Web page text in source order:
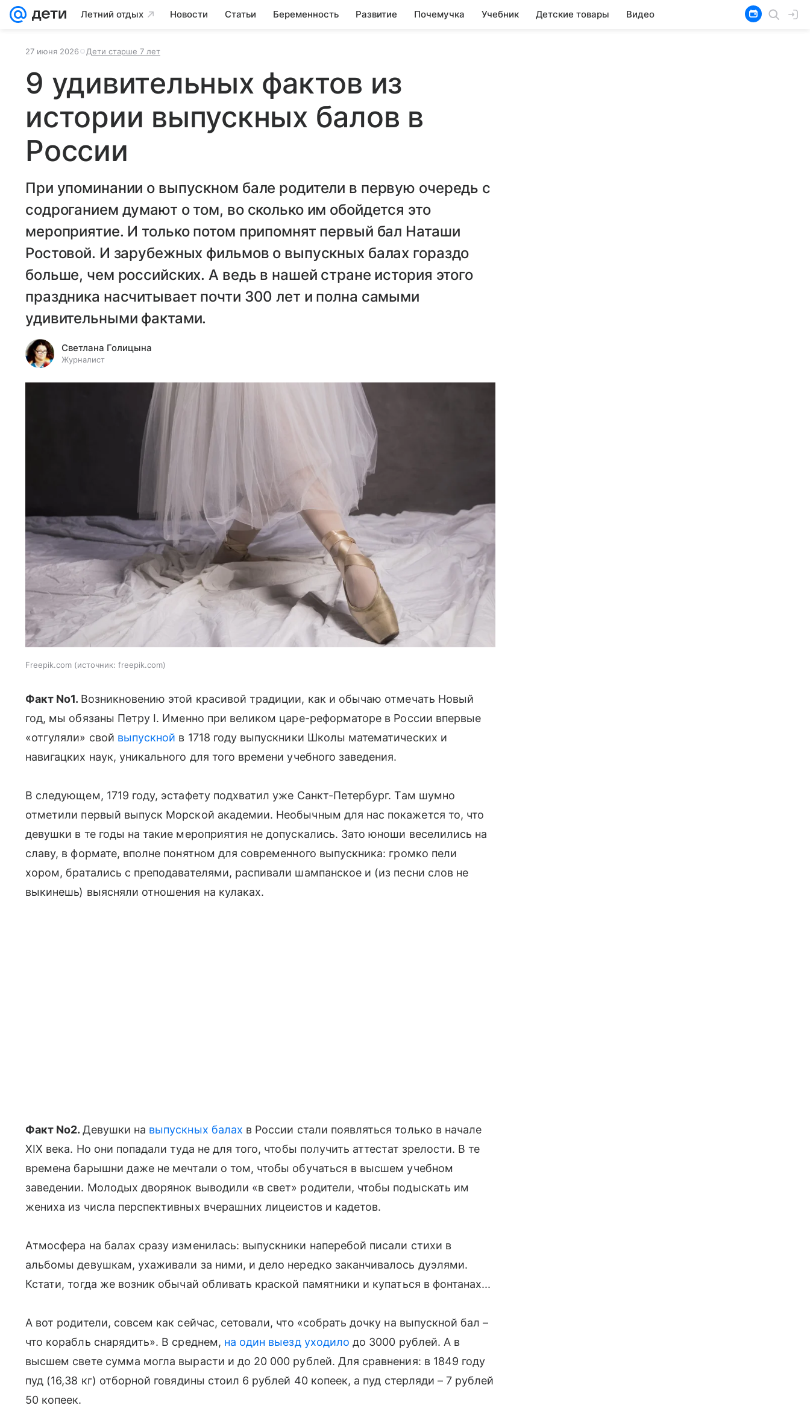
Летний отдых Новости Статьи Беременность Развитие Почемучка Учебник Детские товары Видео
27 июня 2026 Дети старше 7 лет
9 удивительных фактов из
истории выпускных балов в
России
При упоминании о выпускном бале родители в первую очередь с
содроганием думают о том, во сколько им обойдется это
мероприятие. И только потом припомнят первый бал Наташи
Ростовой. И зарубежных фильмов о выпускных балах гораздо
больше, чем российских. А ведь в нашей стране история этого
праздника насчитывает почти 300 лет и полна самыми
удивительными фактами.
Светлана Голицына
Журналист
Freepik.com источник: freepik.com
Факт No1. Возникновению этой красивой традиции, как и обычаю отмечать Новый
год, мы обязаны Петру I. Именно при великом царе-реформаторе в России впервые
«отгуляли» свой выпускной в 1718 году выпускники Школы математических и
навигацких наук, уникального для того времени учебного заведения.
В следующем, 1719 году, эстафету подхватил уже Санкт-Петербург. Там шумно
отметили первый выпуск Морской академии. Необычным для нас покажется то, что
девушки в те годы на такие мероприятия не допускались. Зато юноши веселились на
славу, в формате, вполне понятном для современного выпускника: громко пели
хором, братались с преподавателями, распивали шампанское и (из песни слов не
выкинешь) выясняли отношения на кулаках.
Факт No2. Девушки на выпускных балах в России стали появляться только в начале
XIX века. Но они попадали туда не для того, чтобы получить аттестат зрелости. В те
времена барышни даже не мечтали о том, чтобы обучаться в высшем учебном
заведении. Молодых дворянок выводили «в свет» родители, чтобы подыскать им
жениха из числа перспективных вчерашних лицеистов и кадетов.
Атмосфера на балах сразу изменилась: выпускники наперебой писали стихи в
альбомы девушкам, ухаживали за ними, и дело нередко заканчивалось дуэлями.
Кстати, тогда же возник обычай обливать краской памятники и купаться в фонтанах...
А вот родители, совсем как сейчас, сетовали, что «собрать дочку на выпускной бал –
что корабль снарядить». В среднем, на один выезд уходило до 3000 рублей. А в
высшем свете сумма могла вырасти и до 20 000 рублей. Для сравнения: в 1849 году
пуд (16,38 кг) отборной говядины стоил 6 рублей 40 копеек, а пуд стерляди – 7 рублей
50 копеек.